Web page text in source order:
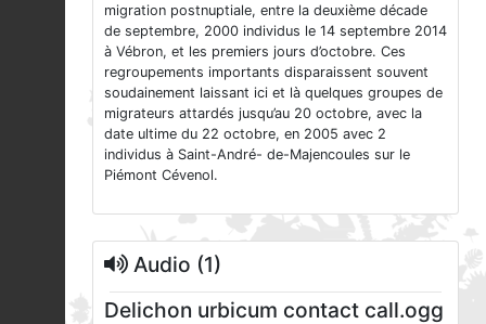
migration postnuptiale, entre la deuxième décade
de septembre, 2000 individus le 14 septembre 2014
à Vébron, et les premiers jours d’octobre. Ces
regroupements importants disparaissent souvent
soudainement laissant ici et là quelques groupes de
migrateurs attardés jusqu’au 20 octobre, avec la
date ultime du 22 octobre, en 2005 avec 2
individus à Saint-André- de-Majencoules sur le
Piémont Cévenol.
Audio (1)
Delichon urbicum contact call.ogg